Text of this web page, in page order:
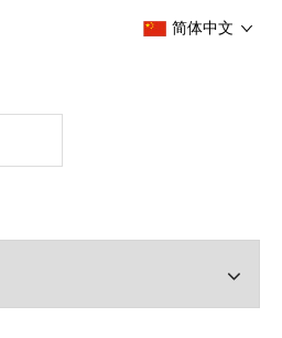
简体中文